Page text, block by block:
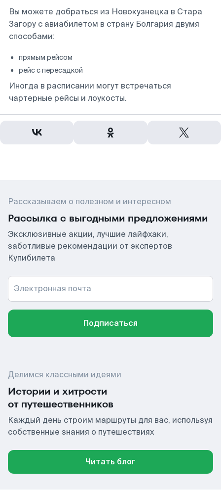
Вы можете добраться из Новокузнецка в Стара
Загору с авиабилетом в страну Болгария двумя
способами:
прямым рейсом
рейс с пересадкой
Иногда в расписании могут встречаться
чартерные рейсы и лоукосты.
Рассказываем о полезном и интересном
Рассылка с выгодными предложениями
Эксклюзивные акции, лучшие лайфхаки,
заботливые рекомендации от экспертов
Купибилета
Электронная почта
Подписаться
Делимся классными идеями
Истории и хитрости
от путешественников
Каждый день строим маршруты для вас, используя
собственные знания о путешествиях
Читать блог